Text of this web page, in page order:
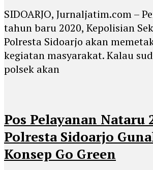
SIDOARJO, Jurnaljatim.com –
tahun baru 2020, Kepolisian
Polresta Sidoarjo akan
kegiatan masyarakat. Kalau
polsek akan
Pos Pelayanan Nataru
Polresta Sidoarjo
Konsep Go Green